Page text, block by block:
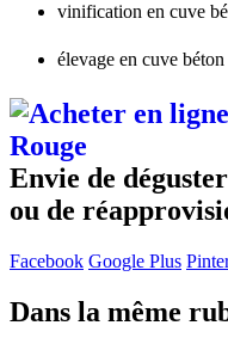
vinification en cuve
élevage en cuve
Envie de déguster
ou de
Facebook Google Plus
Dans la même